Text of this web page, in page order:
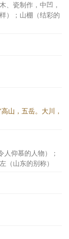
、瓷制作，中凹，
）；山棚（结彩的
山，五岳。大川，
人仰慕的人物）；
（山东的别称）